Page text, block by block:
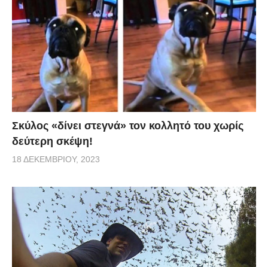
Σκύλος «δίνει στεγνά» τον κολλητό του χωρίς
δεύτερη σκέψη!
18 ΔΕΚΕΜΒΡΊΟΥ, 2023